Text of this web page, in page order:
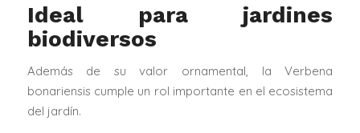
Ideal para jardines
biodiversos
Además de su valor ornamental, la Verbena
bonariensis cumple un rol importante en el ecosistema
del jardín.